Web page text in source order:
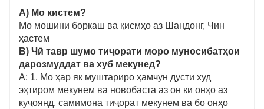
A) Мо кистем?
Мо мошини боркаш ва қисмҳо аз Шандонг, Чин
ҳастем
B) Чӣ тавр шумо тиҷорати моро муносибатҳои
дарозмуддат ва хуб мекунед?
A: 1. Мо ҳар як муштариро ҳамчун дӯсти худ
эҳтиром мекунем ва новобаста аз он ки онҳо аз
куҷоянд, самимона тиҷорат мекунем ва бо онҳо